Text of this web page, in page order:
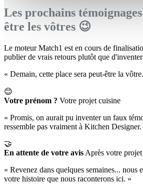
Les prochains
être les vôtres 😉
Le moteur Match1 est en cours de
publier de vrais retours plutôt que
« Demain, cette place sera peut-être la
😊
Votre prénom ? Votre projet cuisine
« Promis, on aurait pu inventer un faux
ressemble pas vraiment à Kitchen Designer.
🤝
En attente de votre avis Après votre projet
« Revenez dans quelques semaines... nous
votre histoire que nous raconterons ici. »